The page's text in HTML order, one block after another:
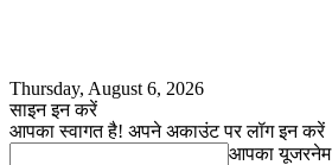
Thursday, August 6, 2026
साइन इन करें
आपका स्वागत है! अपने अकाउंट पर लॉग इन करें
आपका यूजरनेम